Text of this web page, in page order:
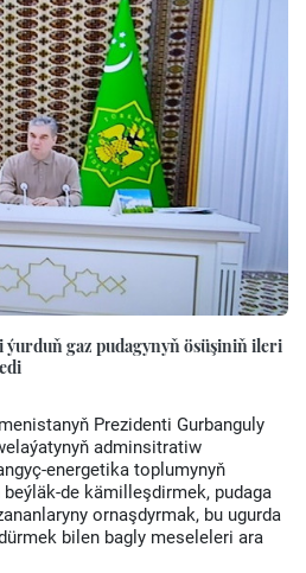
gaz pudagynyň ösüşiniň ileri
Prezidenti Gurbanguly
adminsitratiw
energetika toplumynyň
de kämilleşdirmek, pudaga
ornaşdyrmak, bu ugurda
bilen bagly meseleleri ara